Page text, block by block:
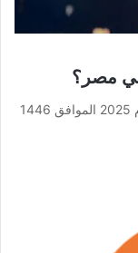
نقدم لكم موعد بداية شهر رمضان في مصر للعام 2025 الموافق 1446